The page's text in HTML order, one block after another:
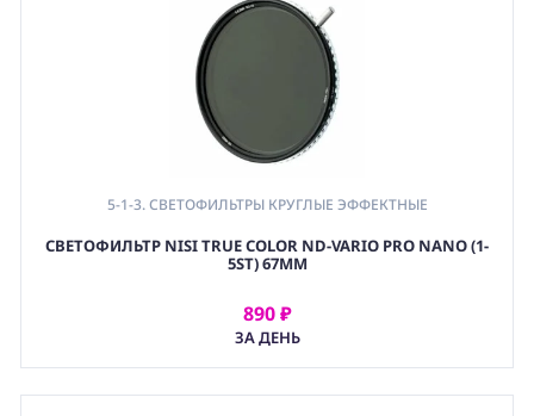
5-1-3. СВЕТОФИЛЬТРЫ КРУГЛЫЕ ЭФФЕКТНЫЕ
5-1. СВЕТОФИЛЬРЫ КРУГЛЫЕ (РЕЗЬБОВЫЕ)
,
,
(OPT) ОПТИКА
СВЕТОФИЛЬТР NISI TRUE COLOR ND-VARIO PRO NANO (1-
5ST) 67MM
890 ₽
ЗА ДЕНЬ
АРЕНДОВАТЬ